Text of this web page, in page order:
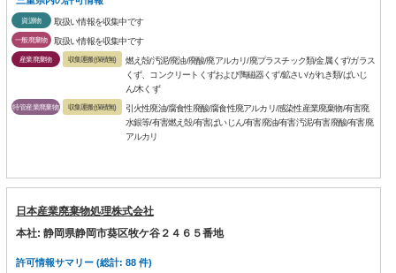
資源物 取扱い情報を収集中です
一般廃棄物 取扱い情報を収集中です
産業廃棄物 収集運搬(保積無)
燃え殻/汚泥/廃油/廃酸/廃アルカリ/廃プラスチック類/金属くず/ガラス
くず、コンクリートくずおよび陶磁器くず/鉱さい/がれき類/ばいじ
ん/木くず
特管産業廃棄物 収集運搬(保積無)
引火性廃油/腐食性廃酸/腐食性廃アルカリ/感染性産業廃棄物/有害廃
水銀等/有害燃え殻/有害ばいじん/有害廃油/有害汚泥/有害廃酸/有害廃
アルカリ
日本産業廃棄物処理株式会社
本社: 静岡県静岡市葵区牧ケ谷２４６５番地
許可情報サマリー (総計: 88 件)